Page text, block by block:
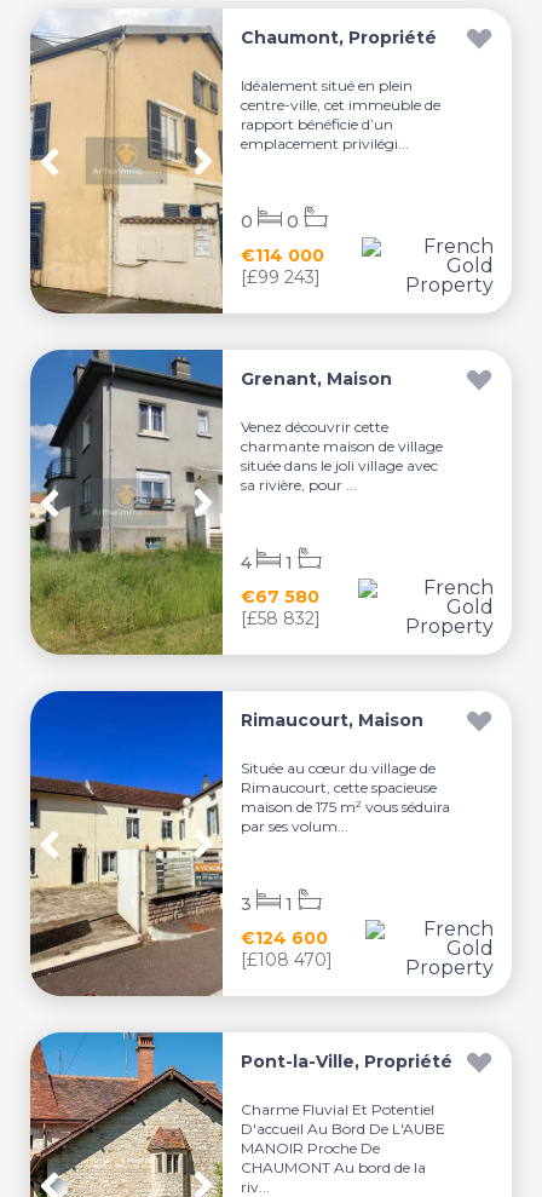
Chaumont, Propriété
Idéalement situé en plein
centre-ville, cet immeuble de
rapport bénéficie d’un
emplacement privilégi...
€114 000
[£99 243]
0 0
Grenant, Maison
Venez découvrir cette
charmante maison de village
située dans le joli village avec
sa rivière, pour ...
€67 580
[£58 832]
4 1
Rimaucourt, Maison
Située au cœur du village de
Rimaucourt, cette spacieuse
maison de 175 m² vous séduira
par ses volum...
€124 600
[£108 470]
3 1
Pont-la-Ville, Propriété
Charme Fluvial Et Potentiel
D'accueil Au Bord De L'AUBE
MANOIR Proche De
CHAUMONT Au bord de la
riv...